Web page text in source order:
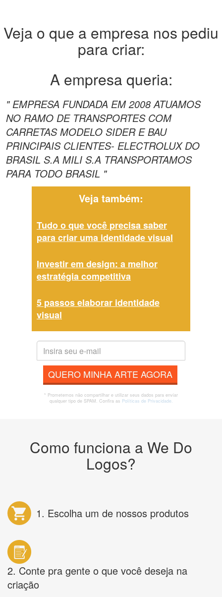
Veja o que a empresa nos pediu
para criar:
A empresa queria:
" EMPRESA FUNDADA EM 2008 ATUAMOS
NO RAMO DE TRANSPORTES COM
CARRETAS MODELO SIDER E BAU
PRINCIPAIS CLIENTES- ELECTROLUX DO
BRASIL S.A MILI S.A TRANSPORTAMOS
PARA TODO BRASIL "
Veja também:
Tudo o que você precisa saber
para criar uma identidade visual
Investir em design: a melhor
estratégia competitiva
5 passos elaborar identidade
visual
QUERO MINHA ARTE AGORA
* Prometemos não compartilhar e utilizar seus dados para enviar
qualquer tipo de SPAM. Confira as Políticas de Privacidade.
Como funciona a We Do
Logos?
1. Escolha um de nossos produtos
2. Conte pra gente o que você deseja na
criação